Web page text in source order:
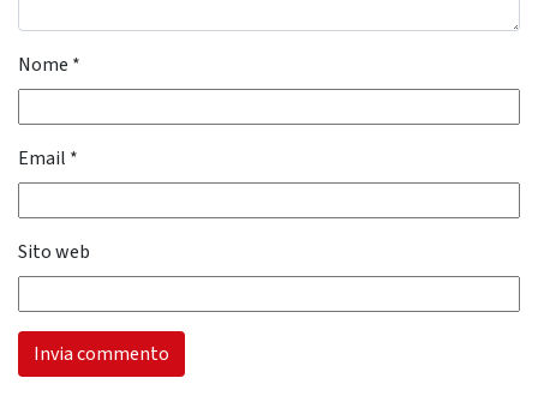
Nome *
Email *
Sito web